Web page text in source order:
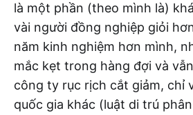
là một phần (theo mình là)
vài người đồng nghiệp giỏi
năm kinh nghiệm hơn mình,
mắc kẹt trong hàng đợi và
công ty rục rịch cắt giảm, chỉ
quốc gia khác (luật di trú